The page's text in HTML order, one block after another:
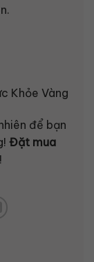
Khỏe Vàng
để bạn
Đặt mua